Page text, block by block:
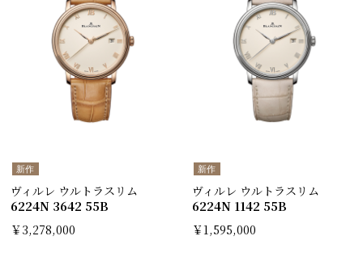
新作
ヴィルレ ウルトラスリム
6224N 3642 55B
￥3,278,000
新作
ヴィルレ ウルトラスリム
6224N 1142 55B
￥1,595,000